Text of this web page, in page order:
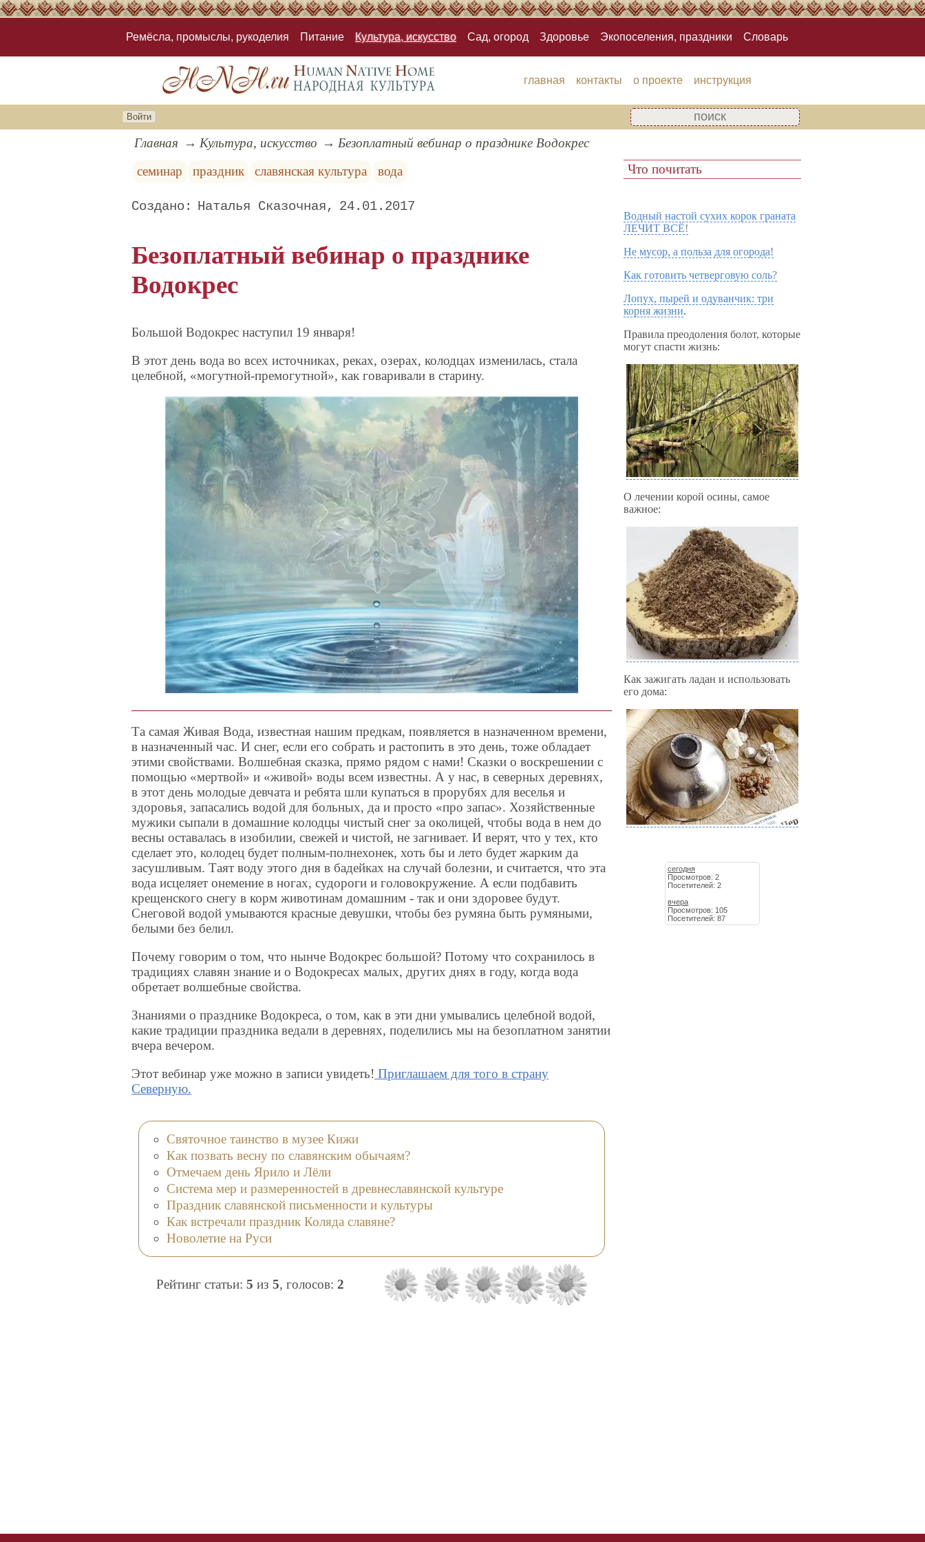
Ремёсла, промыслы, рукоделия Питание Культура, искусство Сад, огород Здоровье Экопоселения, праздники Словарь
главная контакты о проекте инструкция
Войти
Главная Культура, искусство
Безоплатный вебинар о празднике Водокрес
семинар
праздник славянская культура вода
Наталья Сказочная 24.01.2017
Безоплатный вебинар о празднике
Водокрес
Большой Водокрес наступил 19 января!
В этот день вода во всех источниках, реках, озерах, колодцах изменилась, стала
целебной, «могутной-премогутной», как говаривали в старину.
Та самая Живая Вода, известная нашим предкам, появляется в назначенном времени,
в назначенный час. И снег, если его собрать и растопить в это день, тоже обладает
этими свойствами. Волшебная сказка, прямо рядом с нами! Сказки о воскрешении с
помощью «мертвой» и «живой» воды всем известны. А у нас, в северных деревнях,
в этот день молодые девчата и ребята шли купаться в прорубях для веселья и
здоровья, запасались водой для больных, да и просто «про запас». Хозяйственные
мужики сыпали в домашние колодцы чистый снег за околицей, чтобы вода в нем до
весны оставалась в изобилии, свежей и чистой, не загнивает. И верят, что у тех, кто
сделает это, колодец будет полным-полнехонек, хоть бы и лето будет жарким да
засушливым. Таят воду этого дня в бадейках на случай болезни, и считается, что эта
вода исцеляет онемение в ногах, судороги и головокружение. А если подбавить
крещенского снегу в корм животинам домашним - так и они здоровее будут.
Снеговой водой умываются красные девушки, чтобы без румяна быть румяными,
белыми без белил.
Почему говорим о том, что нынче Водокрес большой? Потому что сохранилось в
традициях славян знание и о Водокресах малых, других днях в году, когда вода
обретает волшебные свойства.
Знаниями о празднике Водокреса, о том, как в эти дни умывались целебной водой,
какие традиции праздника ведали в деревнях, поделились мы на безоплатном занятии
вчера вечером.
Этот вебинар уже можно в записи увидеть! Приглашаем для того в страну
Северную.
Святочное таинство в музее Кижи
Как позвать весну по славянским обычаям?
Отмечаем день Ярило и Лёли
Система мер и размеренностей в древнеславянской культуре
Праздник славянской письменности и культуры
Как встречали праздник Коляда славяне?
Новолетие на Руси
Рейтинг статьи:5 из5, голосов:2
Что почитать
Водный настой сухих корок граната
ЛЕЧИТ ВСЁ!
Не мусор, а польза для огорода!
Как готовить четверговую соль?
Лопух, пырей и одуванчик: три
корня жизни.
Правила преодоления болот, которые
могут спасти жизнь:
О лечении корой осины, самое
важное:
Как зажигать ладан и использовать
его дома:
сегодня
Просмотров: 2
Посетителей: 2
вчера
Просмотров: 105
Посетителей: 87